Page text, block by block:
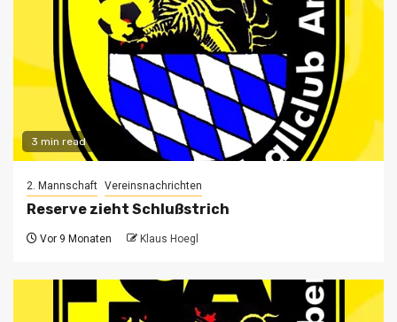
3 min read
2. Mannschaft Vereinsnachrichten
Reserve zieht Schlußstrich
Vor 9 Monaten Klaus Hoegl